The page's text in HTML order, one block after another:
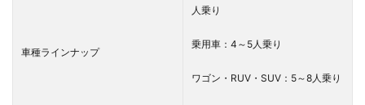
車種ラインナップ
人乗り
乗用車：4～5人乗り
ワゴン・RUV・SUV：5～8人乗り